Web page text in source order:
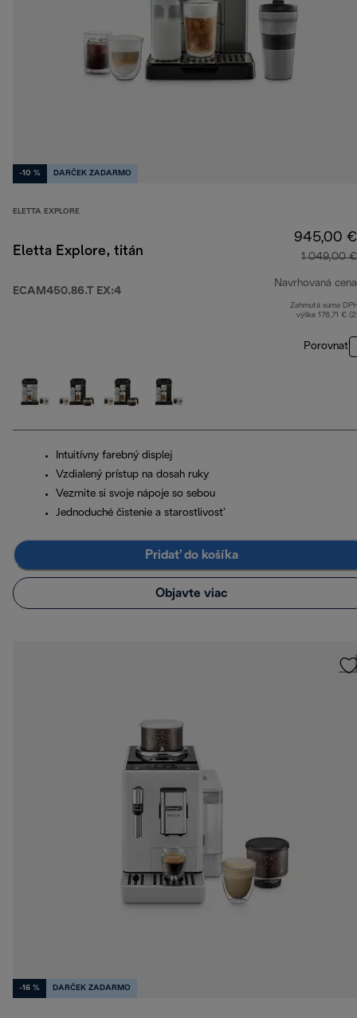
-10 % DARČEK ZADARMO
ELETTA EXPLORE
Eletta Explore, titán
ECAM450.86.T EX:4
945,00 €
1 049,00 €
Navrhovaná cena
Zahrnutá suma
výške 176,71 €
Porovnať
Intuitívny farebný displej
Vzdialený prístup na dosah ruky
Vezmite si svoje nápoje so sebou
Jednoduché čistenie a starostlivosť
Pridať do košíka
Objavte viac
-16 % DARČEK ZADARMO